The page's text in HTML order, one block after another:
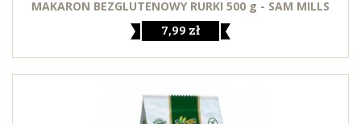
MAKARON BEZGLUTENOWY RURKI 500 g - SAM MILLS
7,99 zł